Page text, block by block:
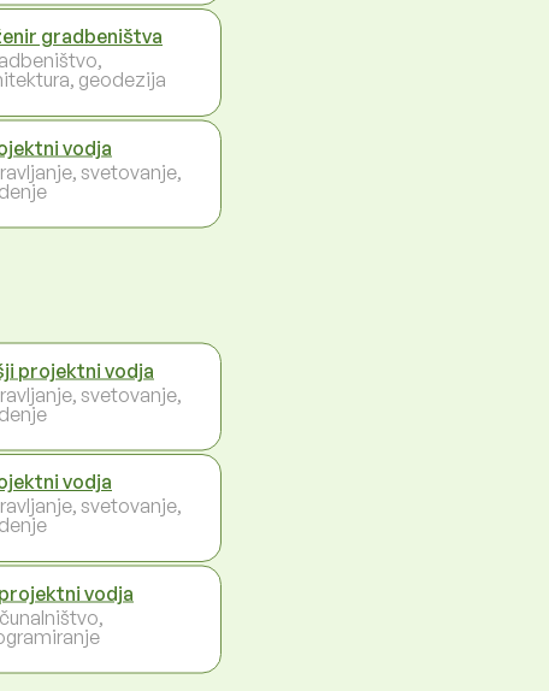
gradbeništva
geodezija
vodja
svetovanje,
projektni vodja
svetovanje,
vodja
svetovanje,
vodja